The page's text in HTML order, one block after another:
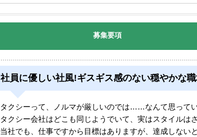
募集要項
社員に優しい社風!ギスギス感のない穏やかな
タクシーって、ノルマが厳しいのでは……なんて思ってい
タクシー会社はどこも同じようでいて、実はスタイルはさ
当社でも、仕事ですから目標はありますが、達成しない